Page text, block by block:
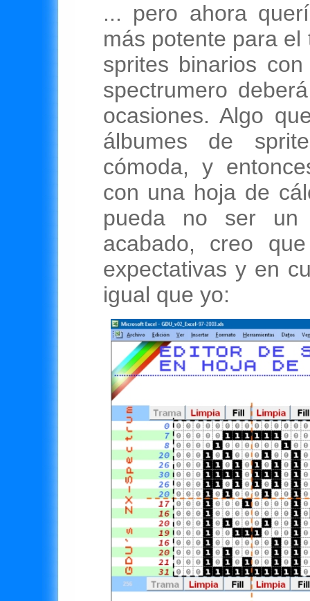
... pero ahora
más potente para
sprites binarios
spectrumero
ocasiones. Algo
álbumes de
cómoda, y
con una hoja de
pueda no ser un
acabado, creo
expectativas y en
igual que yo: